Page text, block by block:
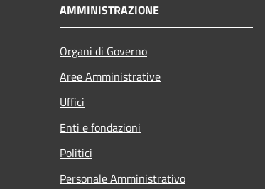
AMMINISTRAZIONE
Organi di Governo
Aree Amministrative
Uffici
Enti e fondazioni
Politici
Personale Amministrativo